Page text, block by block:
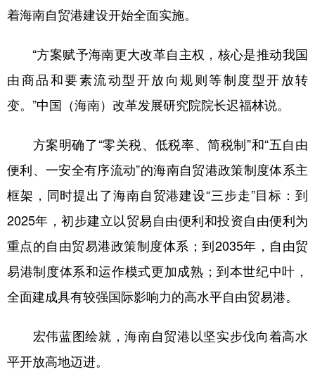
着海南自贸港建设开始全面实施。
“方案赋予海南更大改革自主权，核心是推动我国
由商品和要素流动型开放向规则等制度型开放转
变。”中国（海南）改革发展研究院院长迟福林说。
方案明确了“零关税、低税率、简税制”和“五自由
便利、一安全有序流动”的海南自贸港政策制度体系主
框架，同时提出了海南自贸港建设“三步走”目标：到
2025年，初步建立以贸易自由便利和投资自由便利为
重点的自由贸易港政策制度体系；到2035年，自由贸
易港制度体系和运作模式更加成熟；到本世纪中叶，
全面建成具有较强国际影响力的高水平自由贸易港。
宏伟蓝图绘就，海南自贸港以坚实步伐向着高水
平开放高地迈进。